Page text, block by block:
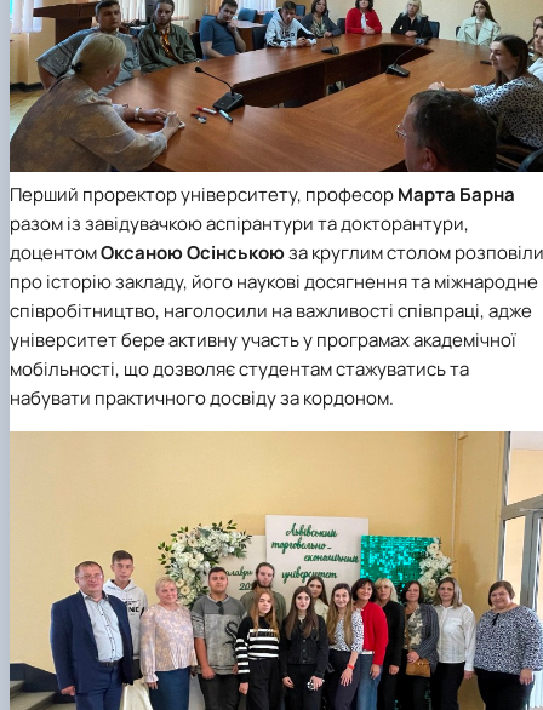
Перший проректор університету, професорМарта Барна
разом із завідувачкою аспірантури та докторантури,
доцентомОксаною Осінськоюза круглим столом розповіли
про історію закладу, його наукові досягнення та міжнародне
співробітництво, наголосили на важливості співпраці, адже
університет бере активну участь у програмах академічної
мобільності, що дозволяє студентам стажуватись та
набувати практичного досвіду за кордоном.